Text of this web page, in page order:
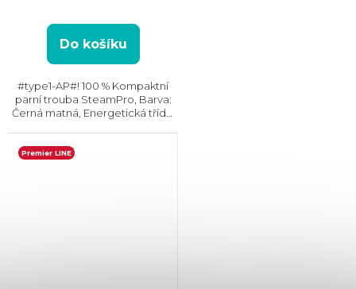
Do košíku
#type1-AP#! 100 % Kompaktní
parní trouba SteamPro, Barva:
Černá matná, Energetická třída:
Rozměry (VxŠxH): 455x595x567
Premier LINE